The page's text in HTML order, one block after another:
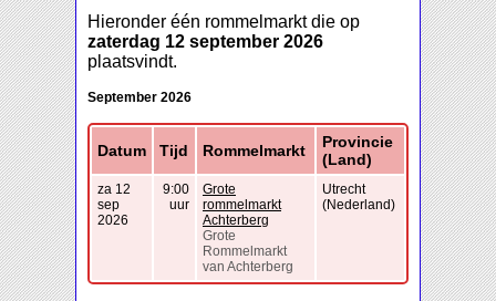
Hieronder één rommelmarkt die op
zaterdag 12 september 2026
plaatsvindt.
September 2026
Datum Tijd Rommelmarkt
Provincie
(Land)
za 12
sep
2026
9:00
uur
Grote
rommelmarkt
Achterberg
Grote
Rommelmarkt
van Achterberg
Utrecht
(Nederland)